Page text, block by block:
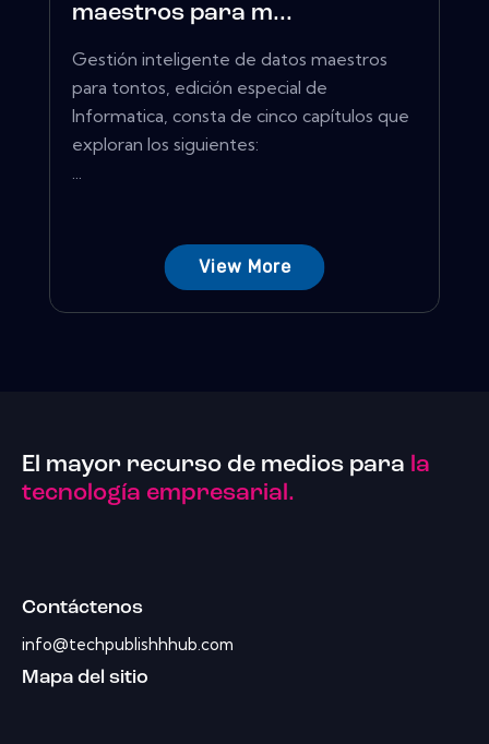
maestros para m...
Gestión inteligente de datos maestros
para tontos, edición especial de
Informatica, consta de cinco capítulos que
exploran los siguientes:
...
View More
El mayor recurso de medios para la
tecnología empresarial.
Contáctenos
info@techpublishhhub.com
Mapa del sitio